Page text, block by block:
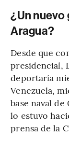
¿Un nuevo
Aragua?
Desde que
presidencial,
deportaría
Venezuela,
base naval
lo estuvo
prensa de la